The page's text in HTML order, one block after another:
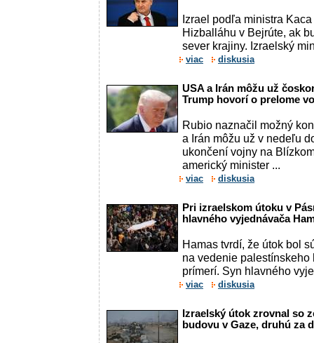
Izrael podľa ministra
Hizballáhu v Bejrúte, ak
sever krajiny. Izraelský
viac diskusia
USA a Irán môžu už
Trump hovorí o prelome
Rubio naznačil možný
a Irán môžu už v nedeľu
ukončení vojny na
americký minister ...
viac diskusia
Pri izraelskom útoku v
hlavného vyjednávača
Hamas tvrdí, že útok bol
na vedenie
prímerí. Syn hlavného
viac diskusia
Izraelský útok zrovnal so
budovu v Gaze, druhú za